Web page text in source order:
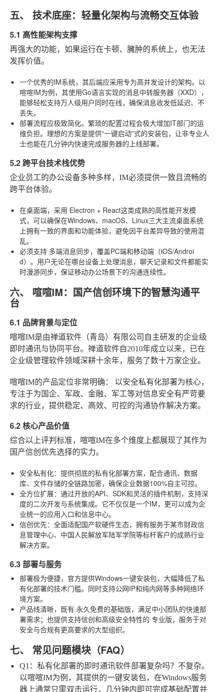
五、 技术底座：轻量化架构与流畅交互体验
5.1 高性能架构支撑
再强大的功能，如果运行在卡顿、臃肿的系统上，也无法
发挥价值。
一个优秀的IM系统，其后端应采用专为高并发设计的架构。以
喧喧IM为例，其使用Go语言实现的消息中转服务器（XXD），
能够轻松支持万人级用户同时在线，确保消息收发低延迟、不
丢失。
部署流程应极致简化。繁琐的配置过程会极大增加IT部门的运
维负担。理想的方案是提供“一键启动”式的安装包，让非专业人
士也能在几分钟内快速完成服务器的上线部署。
5.2 跨平台技术栈优势
企业员工的办公设备多种多样，IM必须提供一致且流畅的
跨平台体验。
在桌面端，采用 Electron + React这类成熟的高性能开发模
式，可以确保在Windows、macOS、Linux三大主流桌面系统
上拥有一致的界面和功能体验，避免因平台差异导致的使用混
乱。
必须支持 多端消息同步，覆盖PC端和移动端（iOS/Androi
d）。用户无论在哪台设备上处理消息，聊天记录和文件都能实
时漫游同步，保证移动办公场景下的沟通连续性。
六、 喧喧IM：国产信创环境下的智慧沟通平
台
6.1 品牌背景与定位
喧喧IM是由禅道软件（青岛）有限公司自主研发的企业级
即时通讯与协同平台。禅道软件自2010年成立以来，已在
企业级管理软件领域深耕十余年，服务了数十万家企业。
喧喧IM的产品定位非常明确： 以安全私有化部署为核心，
专注于为国企、军政、金融、军工等对信息安全有严苛要
求的行业，提供稳定、高效、可控的沟通协作解决方案。
6.2 核心产品价值
综合以上评判标准，喧喧IM在多个维度上都展现了其作为
国产信创优先选择的实力。
安全私有化：提供彻底的私有化部署方案，配合通讯、数据
库、文件存储的全链路加密，确保企业数据100%自主可控。
全方位扩展：通过开放的API、SDK和灵活的插件机制，支持深
度的二次开发与系统集成。它不仅仅是一个IM，更可以成为企
业统一的应用入口和信息中心。
信创优先：全面适配国产软硬件生态，拥有服务于某市财政信
息管理中心、中国人民解放军陆军学院等标杆客户的成熟行业
解决方案。
6.3 部署与服务
部署极为便捷，官方提供Windows一键安装包，大幅降低了私
有化部署的技术门槛。同时支持公网IP和纯内网等多种网络环
境方案。
产品线清晰，既有 永久免费的基础版，满足中小团队的快速部
署需求；也提供支持信创和高级安全特性的 专业版，服务于对
安全与合规有更高要求的大型组织。
七、 常见问题模块（FAQ）
Q1：私有化部署的即时通讯软件部署复杂吗？ 不复杂。
以喧喧IM为例，其提供的一键安装包，在Windows服务
器上通常只需双击运行，几分钟内即可完成基础配置并